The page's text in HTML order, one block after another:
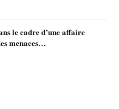
le cadre d’une affaire
menaces…